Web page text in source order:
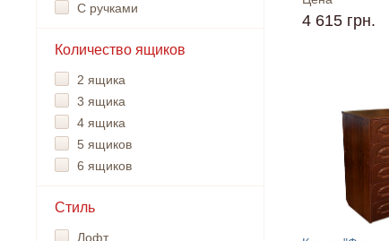
С ручками
Количество ящиков
2 ящика
3 ящика
4 ящика
5 ящиков
6 ящиков
Стиль
Лофт
4 615 грн.